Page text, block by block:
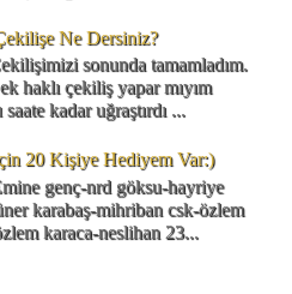
Ne Dersiniz?
sonunda tamamladım.
haklı çekiliş yapar mıyım
kadar uğraştırdı ...
20 Kişiye Hediyem Var:)
genç-nrd göksu-hayriye
karabaş-mihriban csk-özlem
karaca-neslihan 23...